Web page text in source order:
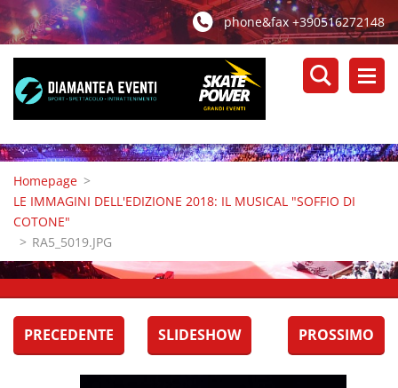
phone&fax +390516272148
Homepage >
LE IMMAGINI DELL'EDIZIONE 2018: IL MUSICAL "SOFFIO DI
COTONE"
> RA5_5019.JPG
PRECEDENTE SLIDESHOW PROSSIMO